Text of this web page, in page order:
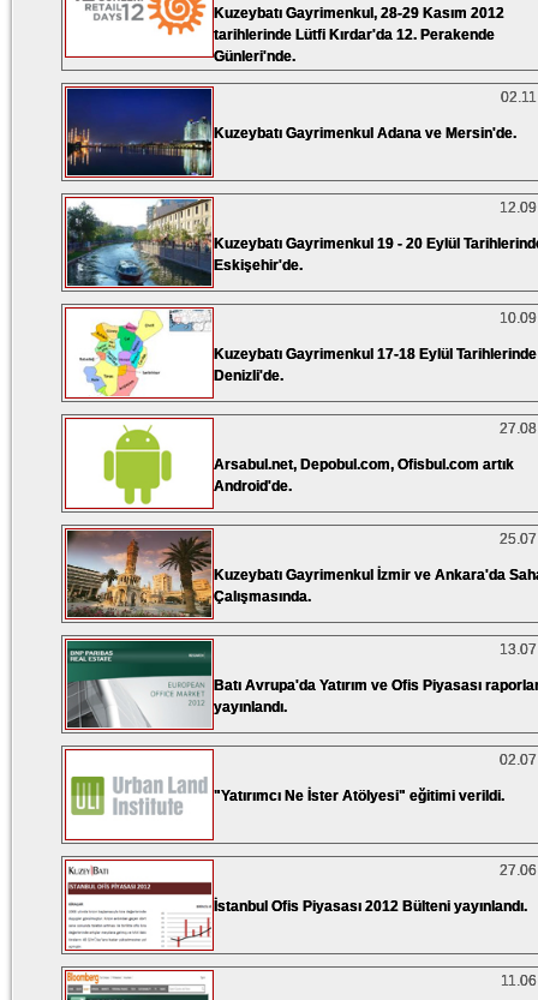
Kuzeybatı Gayrimenkul, 28-29 Kasım 2012
tarihlerinde Lütfi Kırdar'da 12. Perakende
Günleri'nde.
Kuzeybatı Gayrimenkul Adana ve Mersin'de.
Kuzeybatı Gayrimenkul 19 - 20 Eylül
Eskişehir'de.
Kuzeybatı Gayrimenkul 17-18 Eylül Tarihlerinde
Denizli'de.
Arsabul.net, Depobul.com, Ofisbul.com artık
Android'de.
Kuzeybatı Gayrimenkul İzmir ve Ankara'da
Çalışmasında.
Batı Avrupa'da Yatırım ve Ofis Piyasası
yayınlandı.
"Yatırımcı Ne İster Atölyesi" eğitimi verildi.
İstanbul Ofis Piyasası 2012 Bülteni yayınlandı.